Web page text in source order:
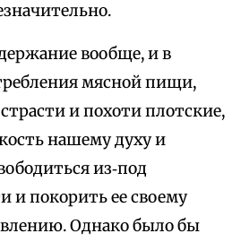
вообще, и в
мясной пищи,
и похоти плотские,
нашему духу и
из‑под
и покорить ее своему
Однако было бы